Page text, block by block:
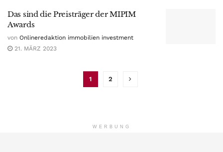
Das sind die Preisträger der MIPIM
Awards
von Onlineredaktion immobilien investment
21. MÄRZ 2023
1 2
WERBUNG